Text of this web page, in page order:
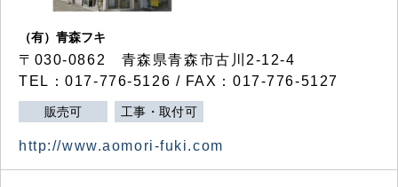
（有）青森フキ
〒030-0862 青森県青森市古川2-12-4
TEL：017-776-5126 / FAX：017-776-5127
販売可 工事・取付可
http://www.aomori-fuki.com